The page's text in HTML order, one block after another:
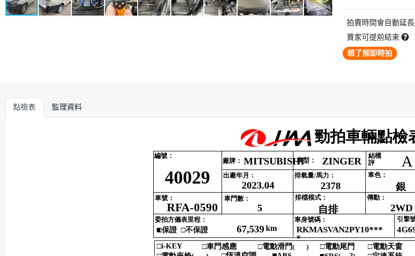
拍賣時間會自動延長
賣家可提前結束
想了解即時拍
點檢表 監理資料